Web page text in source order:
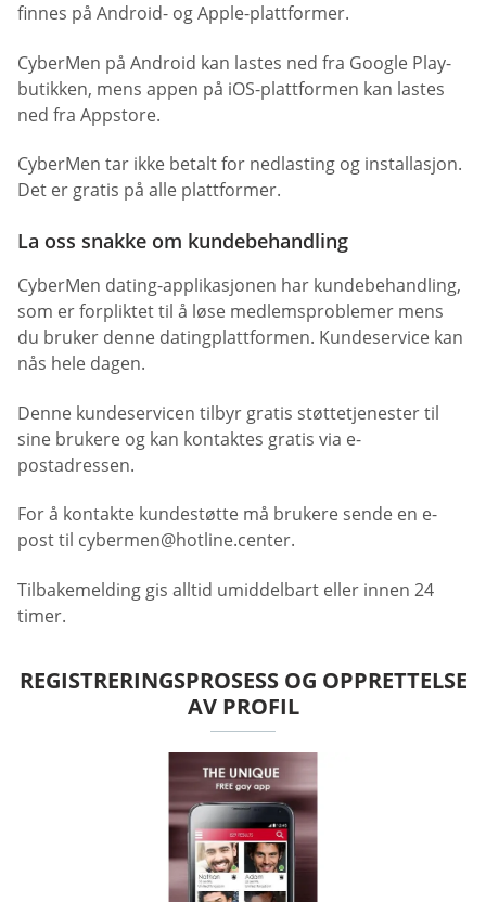
finnes på Android- og Apple-plattformer.
CyberMen på Android kan lastes ned fra Google Play-
butikken, mens appen på iOS-plattformen kan lastes
ned fra Appstore.
CyberMen tar ikke betalt for nedlasting og installasjon.
Det er gratis på alle plattformer.
La oss snakke om kundebehandling
CyberMen dating-applikasjonen har kundebehandling,
som er forpliktet til å løse medlemsproblemer mens
du bruker denne datingplattformen. Kundeservice kan
nås hele dagen.
Denne kundeservicen tilbyr gratis støttetjenester til
sine brukere og kan kontaktes gratis via e-
postadressen.
For å kontakte kundestøtte må brukere sende en e-
post til cybermen@hotline.center.
Tilbakemelding gis alltid umiddelbart eller innen 24
timer.
REGISTRERINGSPROSESS OG OPPRETTELSE
AV PROFIL